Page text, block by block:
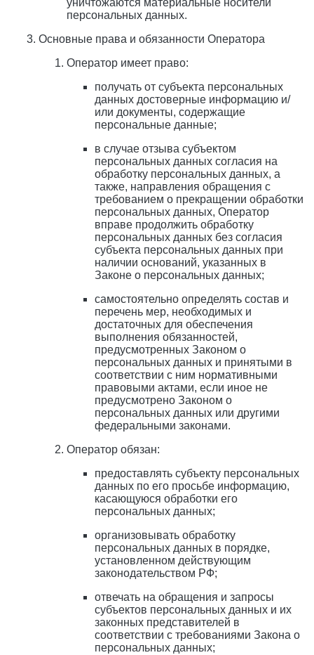
уничтожаются материальные носители
персональных данных.
Основные права и обязанности Оператора
Оператор имеет право:
получать от субъекта персональных
данных достоверные информацию и/
или документы, содержащие
персональные данные;
в случае отзыва субъектом
персональных данных согласия на
обработку персональных данных, а
также, направления обращения с
требованием о прекращении обработки
персональных данных, Оператор
вправе продолжить обработку
персональных данных без согласия
субъекта персональных данных при
наличии оснований, указанных в
Законе о персональных данных;
самостоятельно определять состав и
перечень мер, необходимых и
достаточных для обеспечения
выполнения обязанностей,
предусмотренных Законом о
персональных данных и принятыми в
соответствии с ним нормативными
правовыми актами, если иное не
предусмотрено Законом о
персональных данных или другими
федеральными законами.
Оператор обязан:
предоставлять субъекту персональных
данных по его просьбе информацию,
касающуюся обработки его
персональных данных;
организовывать обработку
персональных данных в порядке,
установленном действующим
законодательством РФ;
отвечать на обращения и запросы
субъектов персональных данных и их
законных представителей в
соответствии с требованиями Закона о
персональных данных;